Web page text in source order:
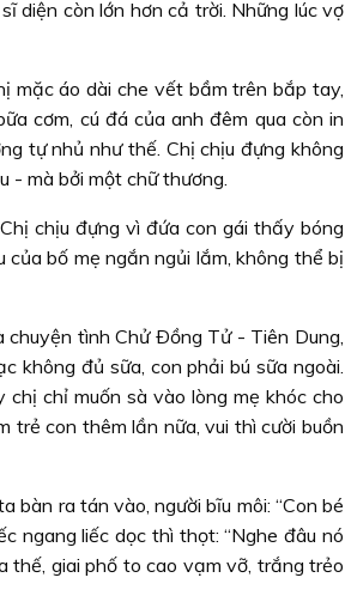
diện còn lớn hơn cả trời. Những lúc vợ
mặc áo dài che vết bầm trên bắp tay,
cơm, cú đá của anh đêm qua còn in
tự nhủ như thế. Chị chịu đựng không
- mà bởi một chữ thương.
chịu đựng vì đứa con gái thấy bóng
của bố mẹ ngắn ngủi lắm, không thể bị
tình Chử Ðồng Tử - Tiên Dung,
không đủ sữa, con phải bú sữa ngoài.
chị chỉ muốn sà vào lòng mẹ khóc cho
trẻ con thêm lần nữa, vui thì cười buồn
bàn ra tán vào, người bĩu môi: “Con bé
ngang liếc dọc thì thọt: “Nghe đâu nó
thế, giai phố to cao vạm vỡ, trắng trẻo